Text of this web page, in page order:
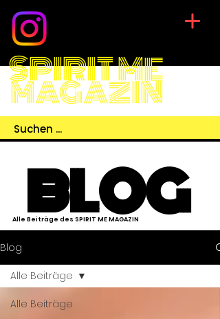
SPIRIT ME
MAGAZIN
BLOG
Alle Beiträge des SPIRIT ME MAGAZIN
Blog
Alle Beiträge
Alle Beiträge